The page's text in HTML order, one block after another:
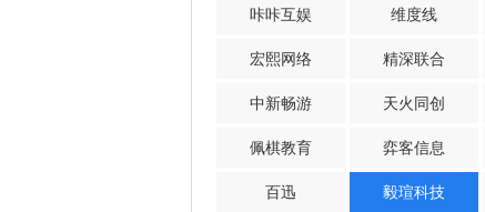
咔咔互娱 维度线
宏熙网络 精深联合
中新畅游 天火同创
佩棋教育 弈客信息
百迅 毅瑄科技